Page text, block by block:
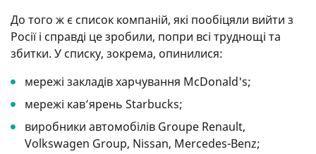
До того ж є список компаній, які пообіцяли вийти з
Росії і справді це зробили, попри всі труднощі та
збитки. У списку, зокрема, опинилися:
мережі закладів харчування McDonald's;
мережі кав’ярень Starbucks;
виробники автомобілів Groupe Renault,
Volkswagen Group, Nissan, Mercedes-Benz;